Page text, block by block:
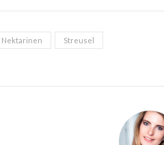
Nektarinen Streusel